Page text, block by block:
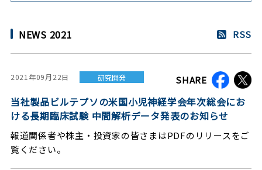
NEWS 2021 RSS
2021年09月22日 研究開発 SHARE
当社製品ビルテプソの米国小児神経学会年次総会にお
ける長期臨床試験 中間解析データ発表のお知らせ
報道関係者や株主・投資家の皆さまはPDFのリリースをご
覧ください。